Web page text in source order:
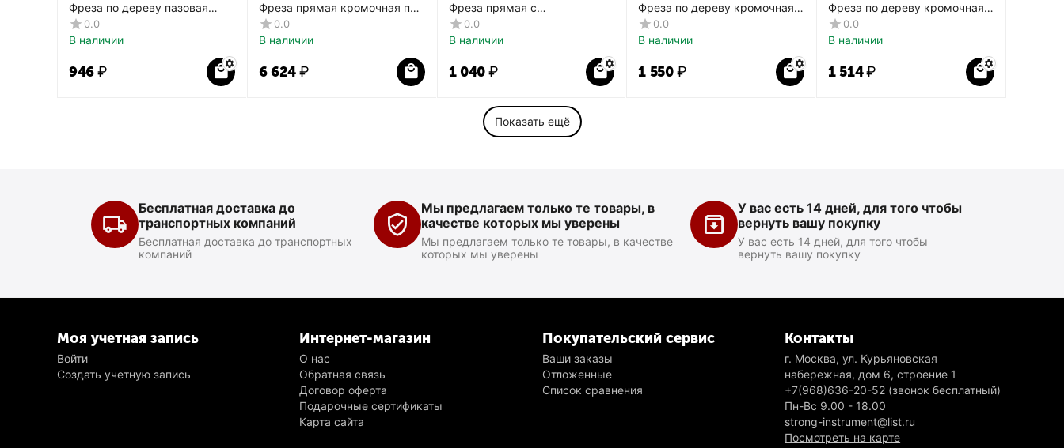
Фреза по дереву пазовая
фасонная CTФ-2154
0.0
В наличии
‍946‍₽
Фреза прямая кромочная по
дереву, 8х19Dх40H мм,
CTФ-121
0.0
В наличии
6 624₽
Фреза прямая с
подшипником СТФ-211
0.0
В наличии
1 040₽
Фреза по дереву кромочная
фигурная CTФ-2030
0.0
В наличии
1 550 ₽
Фреза по дереву кромочная
фигурная CTФ-2022
0.0
В наличии
1 514₽
Показать ещё
Бесплатная доставка до
транспортных компаний
Бесплатная доставка до транспортных
компаний
Мы предлагаем только те товары, в
качестве которых мы уверены
Мы предлагаем только те товары, в качестве
которых мы уверены
У вас есть 14 дней, для того чтобы
вернуть вашу покупку
У вас есть 14 дней, для того чтобы
вернуть вашу покупку
Моя учетная запись
Войти
Создать учетную запись
Интернет-магазин
О нас
Обратная связь
Договор оферта
Подарочные сертификаты
Карта сайта
Покупательский сервис
Ваши заказы
Отложенные
Список сравнения
Контакты
г. Москва, ул. Курьяновская
набережная, дом 6, строение 1
+7(968)636-20-52 (звонок бесплатный)
Пн-Вс 9.00 - 18.00
strong-instrument@list.ru
Посмотреть на карте